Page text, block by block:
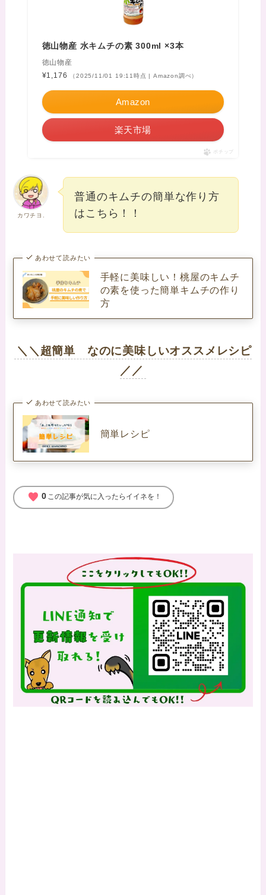
徳山物産 水キムチの素 300ml ×3本
徳山物産
¥1,176
（2025/11/01 19:11時点 | Amazon調べ）
Amazon
楽天市場
ポチップ
カワチヨ.
普通のキムチの簡単な作り方
はこちら！！
あわせて読みたい
手軽に美味しい！桃屋のキムチ
の素を使った簡単キムチの作り
方
＼＼超簡単 なのに美味しいオススメレシピ
／／
あわせて読みたい
簡単レシピ
favorite 0 この記事が気に入ったらイイネを！